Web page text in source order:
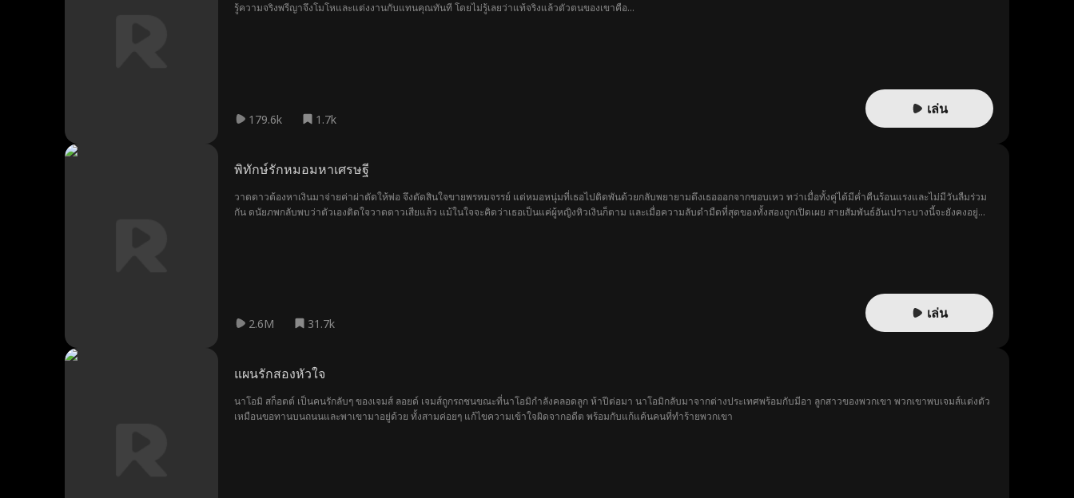
รู้ความจริงพรีญาจึงโมโหและแต่งงานกับแทนคุณทันที โดยไม่รู้เลยว่าแท้จริงแล้วตัวตนของเขาคือ...
179.6k 1.7k
เล่น
พิทักษ์รักหมอมหาเศรษฐี
วาดดาวต้องหาเงินมาจ่ายค่าผ่าตัดให้พ่อ จึงตัดสินใจขายพรหมจรรย์ แต่หมอหนุ่มที่เธอไปติดพันด้วยกลับพยายามดึงเธอออกจากขอบเหว ทว่าเมื่อทั้งคู่ได้มีค่ำคืนร้อนแรงและไม่มีวันลืมร่วม
กัน ดนัยภพกลับพบว่าตัวเองติดใจวาดดาวเสียแล้ว แม้ในใจจะคิดว่าเธอเป็นแค่ผู้หญิงหิวเงินก็ตาม และเมื่อความลับดำมืดที่สุดของทั้งสองถูกเปิดเผย สายสัมพันธ์อันเปราะบางนี้จะยังคงอยู่
2.6M 31.7k
เล่น
แผนรักสองหัวใจ
นาโอมิ สก็อตต์ เป็นคนรักลับๆ ของเจมส์ ลอยด์ เจมส์ถูกรถชนขณะที่นาโอมิกำลังคลอดลูก ห้าปีต่อมา นาโอมิกลับมาจากต่างประเทศพร้อมกับมีอา ลูกสาวของพวกเขา พวกเขาพบเจมส์แต่งตัว
เหมือนขอทานบนถนนและพาเขามาอยู่ด้วย ทั้งสามค่อยๆ แก้ไขความเข้าใจผิดจากอดีต พร้อมกับแก้แค้นคนที่ทำร้ายพวกเขา